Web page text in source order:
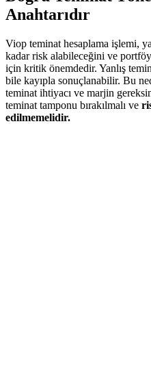
Anahtarıdır
Viop teminat hesaplama işlemi,
kadar risk alabileceğini ve
için kritik önemdedir. Yanlış
bile kayıpla sonuçlanabilir. Bu
teminat ihtiyacı ve marjin
teminat tamponu bırakılmalı ve
edilmemelidir.